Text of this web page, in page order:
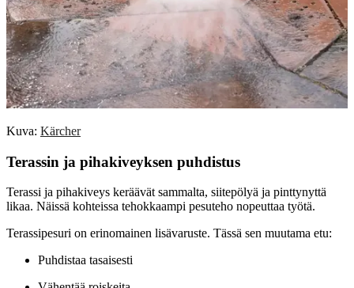
Kuva: Kärcher
Terassin ja pihakiveyksen puhdistus
Terassi ja pihakiveys keräävät sammalta, siitepölyä ja pinttynyttä
likaa. Näissä kohteissa tehokkaampi pesuteho nopeuttaa työtä.
Terassipesuri on erinomainen lisävaruste. Tässä sen muutama etu:
Puhdistaa tasaisesti